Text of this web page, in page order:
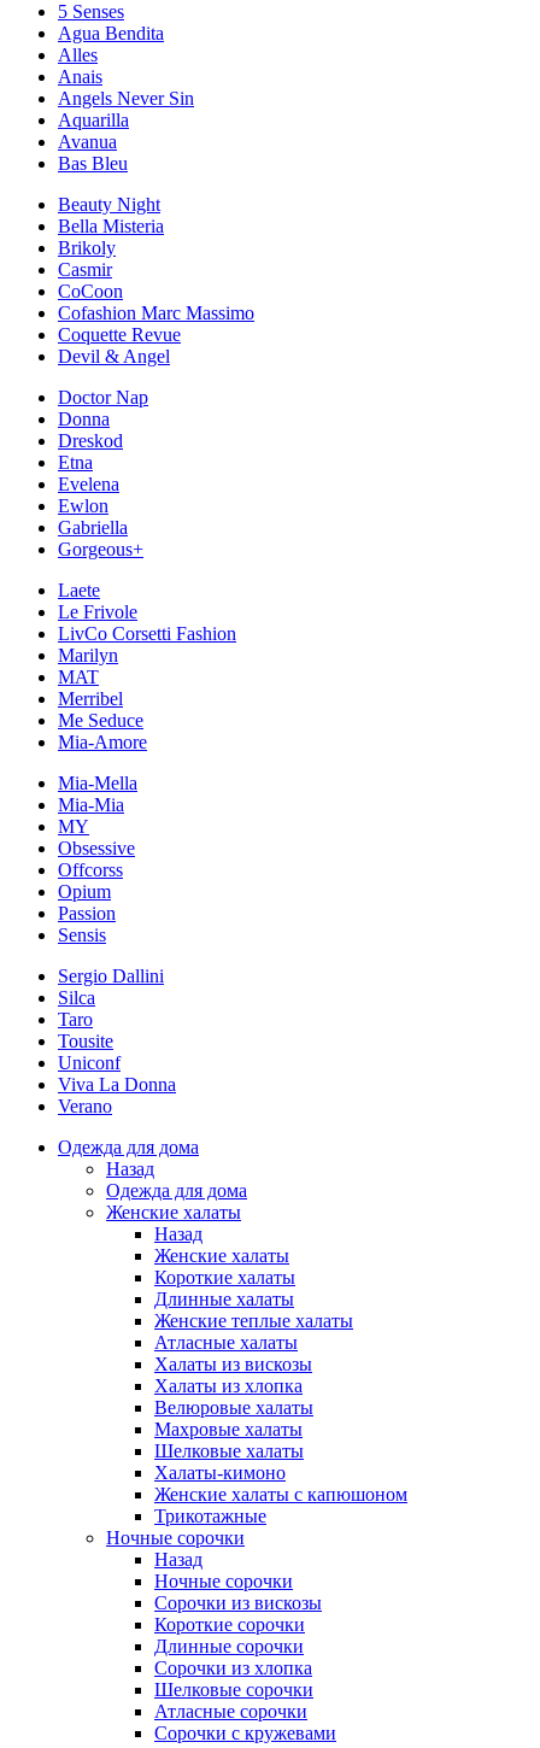
5 Senses
Agua Bendita
Alles
Anais
Angels Never Sin
Aquarilla
Avanua
Bas Bleu
Beauty Night
Bella Misteria
Brikoly
Casmir
CoCoon
Cofashion Marc Massimo
Coquette Revue
Devil & Angel
Doctor Nap
Donna
Dreskod
Etna
Evelena
Ewlon
Gabriella
Gorgeous+
Laete
Le Frivole
LivCo Corsetti Fashion
Marilyn
MAT
Merribel
Me Seduce
Mia-Amore
Mia-Mella
Mia-Mia
MY
Obsessive
Offcorss
Opium
Passion
Sensis
Sergio Dallini
Silca
Taro
Tousite
Uniconf
Viva La Donna
Verano
Одежда для дома
Назад
Одежда для дома
Женские халаты
Назад
Женские халаты
Короткие халаты
Длинные халаты
Женские теплые халаты
Атласные халаты
Халаты из вискозы
Халаты из хлопка
Велюровые халаты
Махровые халаты
Шелковые халаты
Халаты-кимоно
Женские халаты с капюшоном
Трикотажные
Ночные сорочки
Назад
Ночные сорочки
Сорочки из вискозы
Короткие сорочки
Длинные сорочки
Сорочки из хлопка
Шелковые сорочки
Атласные сорочки
Сорочки с кружевами